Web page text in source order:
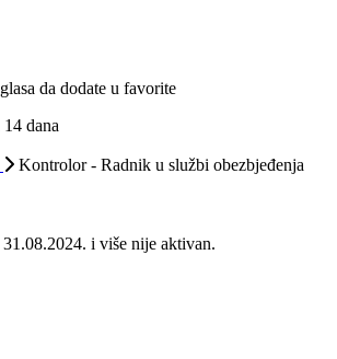
da dodate u favorite
dana
Kontrolor - Radnik u službi obezbjeđenja
i više nije aktivan.